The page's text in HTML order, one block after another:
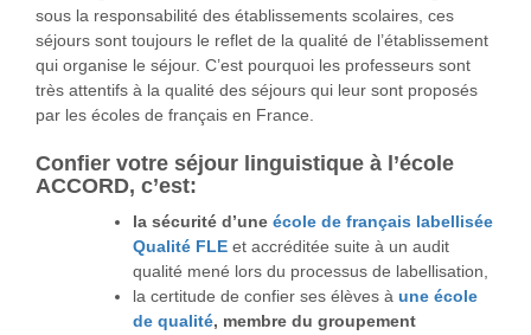
sous la responsabilité des établissements scolaires, ces
séjours sont toujours le reflet de la qualité de l’établissement
qui organise le séjour. C’est pourquoi les professeurs sont
très attentifs à la qualité des séjours qui leur sont proposés
par les écoles de français en France.
Confier votre séjour linguistique à l’école
ACCORD, c’est:
la sécurité d’une école de français labellisée
Qualité FLE et accréditée suite à un audit
qualité mené lors du processus de labellisation,
la certitude de confier ses élèves à une école
de qualité, membre du groupement